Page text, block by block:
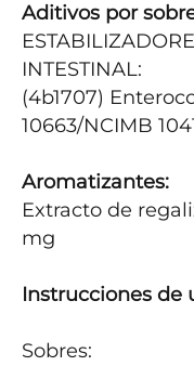
Aditivos por
INTESTINAL:
(4b1707)
10663/NCIMB
Aromatizantes:
Extracto de
mg
Instrucciones de
Sobres: